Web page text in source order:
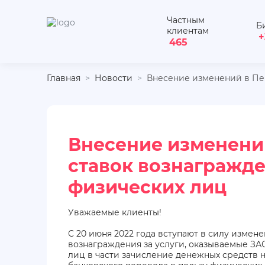
Частным
клиентам
465
Главная Новости Внесение изменений в
Внесение
ставок
физических лиц
Уважаемые клиенты!
С 20 июня 2022 года вступают в силу
вознаграждения за услуги, оказываемые
лиц в части зачисление денежных средств